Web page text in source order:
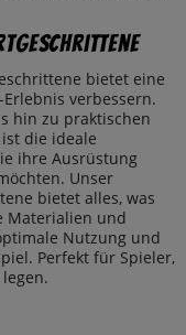
bietet eine
verbessern.
hin zu praktischen
die ideale
ihre Ausrüstung
Unser
bietet alles, was
Materialien und
Nutzung und
Perfekt für Spieler,